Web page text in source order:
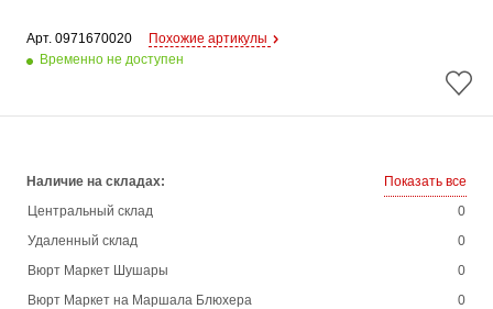
Арт. 0971670020
Похожие артикулы
Временно не доступен
Наличие на складах:
Показать все
Центральный склад
0
Удаленный склад
0
Вюрт Маркет Шушары
0
Вюрт Маркет на Маршала Блюхера
0